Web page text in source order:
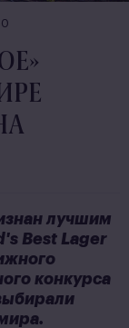
лучшим
Best Lager
конкурса